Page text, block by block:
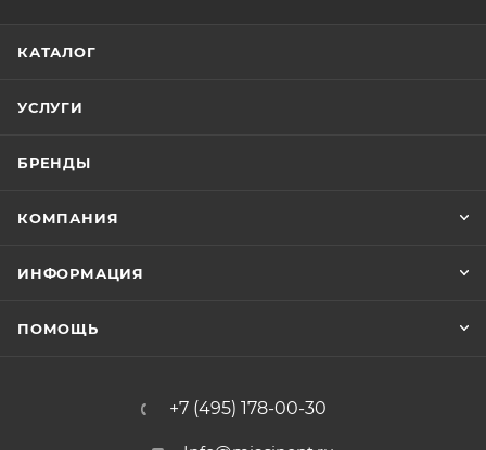
КАТАЛОГ
УСЛУГИ
БРЕНДЫ
КОМПАНИЯ
ИНФОРМАЦИЯ
ПОМОЩЬ
+7 (495) 178-00-30